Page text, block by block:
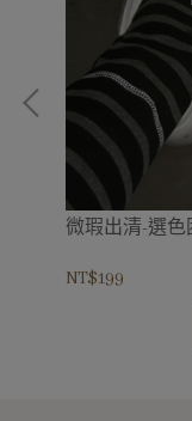
微瑕出清-選色
NT$199